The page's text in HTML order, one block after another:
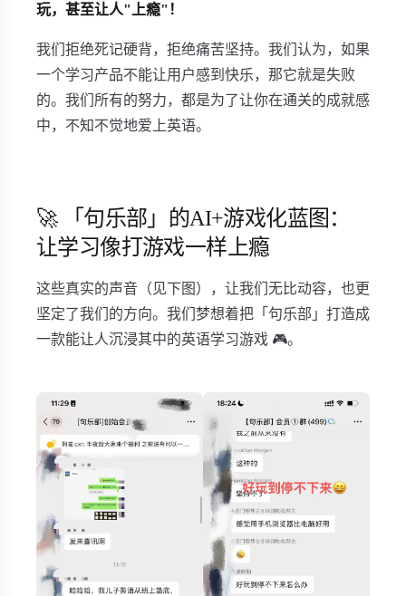
玩，甚至让人"上瘾"！
我们拒绝死记硬背，拒绝痛苦坚持。我们认为，如果
一个学习产品不能让用户感到快乐，那它就是失败
的。我们所有的努力，都是为了让你在通关的成就感
中，不知不觉地爱上英语。
🚀 「句乐部」的AI+游戏化蓝图：
让学习像打游戏一样上瘾
这些真实的声音（见下图），让我们无比动容，也更
坚定了我们的方向。我们梦想着把「句乐部」打造成
一款能让人沉浸其中的英语学习游戏 🎮。